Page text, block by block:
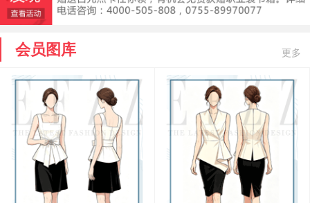
会员图库 更多